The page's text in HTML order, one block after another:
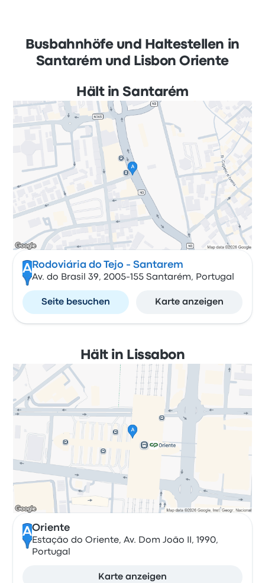
Busbahnhöfe und Haltestellen in
Santarém und Lisbon Oriente
Hält in Santarém
A Rodoviária do Tejo - Santarem
Av. do Brasil 39, 2005-155 Santarém, Portugal
Seite besuchen Karte anzeigen
Hält in Lissabon
AOriente
Estação do Oriente, Av. Dom João II, 1990,
Portugal
Karte anzeigen